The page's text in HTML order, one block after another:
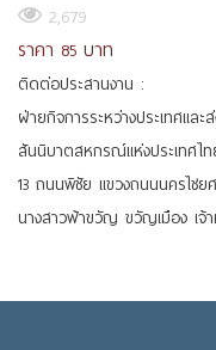
2,679
ราคา 85 บาท
ติดต่อประสานงาน :
ฝ่ายกิจการระหว่างประเทศและ
สันนิบาตสหกรณ์แห่งประเทศไ
13 ถนนพิชัย แขวงถนนนครไช
นางสาวฟ้าขวัญ ขวัญเมือง เจ้า